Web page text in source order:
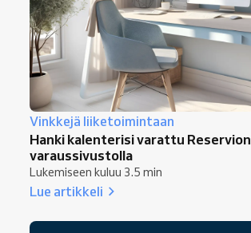
Vinkkejä liiketoimintaan
Hanki kalenterisi varattu Reservion
varaussivustolla
Lukemiseen kuluu 3.5 min
Lue artikkeli